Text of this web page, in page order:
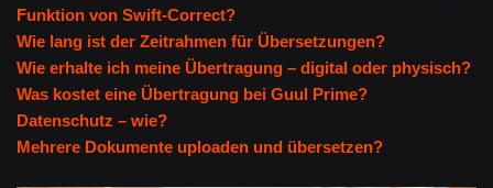
Funktion von Swift-Correct?
Wie lang ist der Zeitrahmen für Übersetzungen?
Wie erhalte ich meine Übertragung – digital oder physisch?
Was kostet eine Übertragung bei Guul Prime?
Datenschutz – wie?
Mehrere Dokumente uploaden und übersetzen?